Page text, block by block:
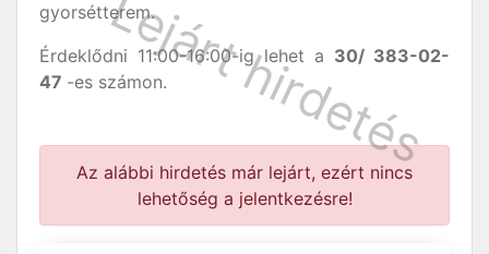
gyorsétterem.
Érdeklődni 11:00-16:00-ig lehet a 30/ 383-02-
47 -es számon.
Az alábbi hirdetés már lejárt, ezért nincs
lehetőség a jelentkezésre!